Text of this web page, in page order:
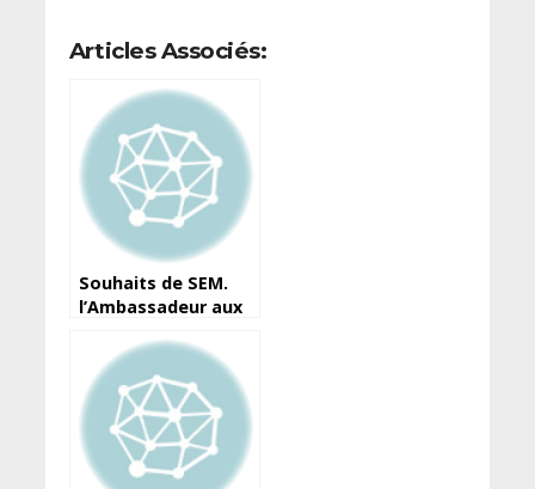
Articles Associés:
Souhaits de SEM.
l’Ambassadeur aux
établis dans sa
juridiction
diplomatique, à
l’occasion de la Fête
de l’Indépendance.